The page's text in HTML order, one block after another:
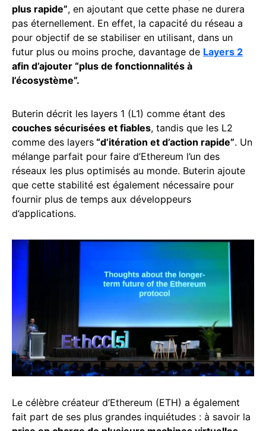
plus rapide”, en ajoutant que cette phase ne durera
pas éternellement. En effet, la capacité du réseau a
pour objectif de se stabiliser en utilisant, dans un
futur plus ou moins proche, davantage de Layers 2
afin d’ajouter “plus de fonctionnalités à
l’écosystème”.
Buterin décrit les layers 1 (L1) comme étant des
couches sécurisées et fiables, tandis que les L2
comme des layers “d’itération et d’action rapide”. Un
mélange parfait pour faire d’Ethereum l’un des
réseaux les plus optimisés au monde. Buterin ajoute
que cette stabilité est également nécessaire pour
fournir plus de temps aux développeurs
d’applications.
Le célèbre créateur d’Ethereum (ETH) a également
fait part de ses plus grandes inquiétudes : à savoir la